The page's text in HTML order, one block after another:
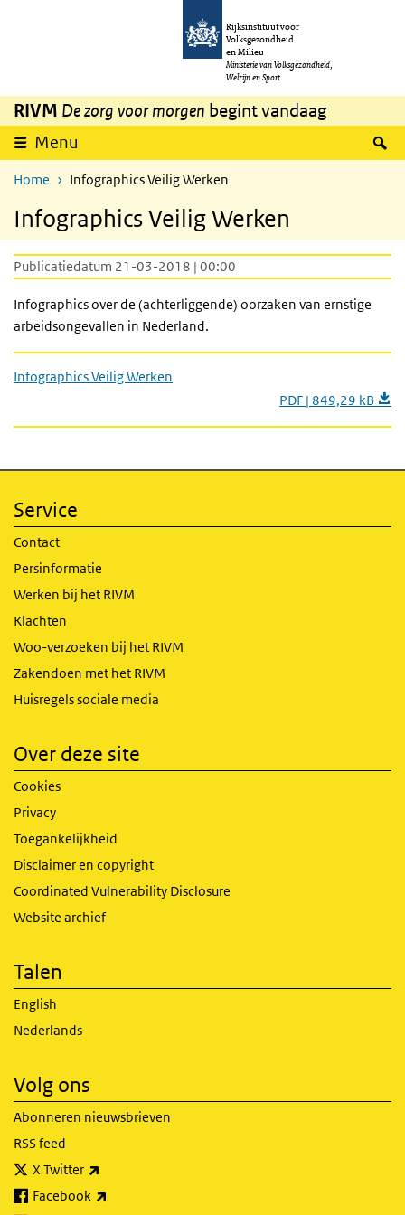
Overslaan en naar de inhoud gaan
Rijksinstituut voor
Volksgezondheid
en Milieu
Ministerie van Volksgezondheid,
Welzijn en Sport
RIVM De zorg voor morgen begint vandaag
Menu
Home Infographics Veilig Werken
Infographics Veilig Werken
Publicatiedatum 21-03-2018 | 00:00
Infographics over de (achterliggende) oorzaken van ernstige
arbeidsongevallen in Nederland.
Infographics Veilig Werken
PDF | 849,29 kB
Service
Contact
Persinformatie
Werken bij het RIVM
Klachten
Woo-verzoeken bij het RIVM
Zakendoen met het RIVM
Huisregels sociale media
Over deze site
Cookies
Privacy
Toegankelijkheid
Disclaimer en copyright
Coordinated Vulnerability Disclosure
Website archief
Talen
English
Nederlands
Volg ons
Abonneren nieuwsbrieven
RSS feed
X Twitter
Facebook